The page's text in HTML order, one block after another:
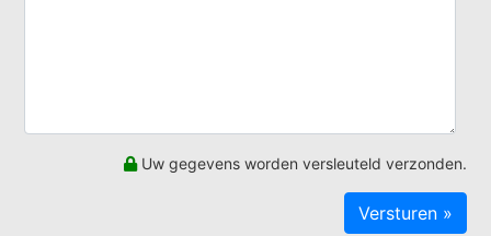
Uw gegevens worden versleuteld verzonden.